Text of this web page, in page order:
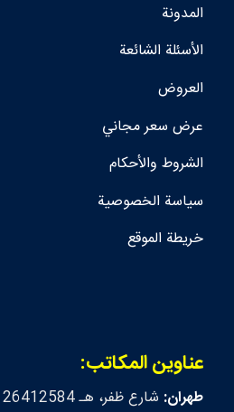
المدونة
الأسئلة الشائعة
العروض
عرض سعر مجاني
الشروط والأحكام
سياسة الخصوصية
خريطة الموقع
عناوين المكاتب:
طهران: شارع ظفر، هـ 00982126412584